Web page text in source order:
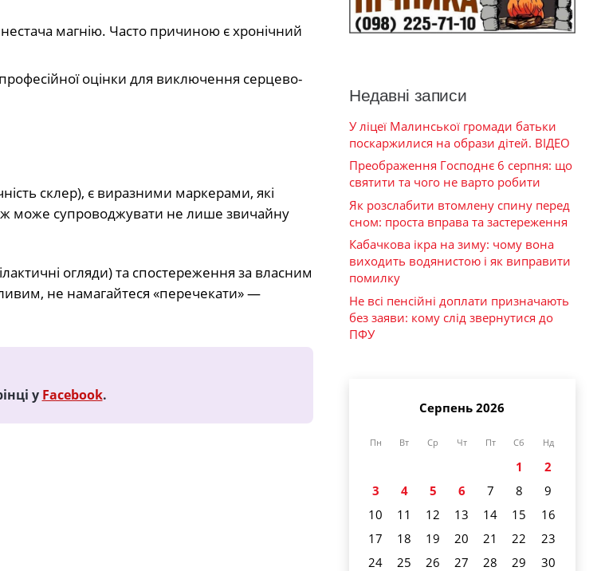
магнію. Часто причиною є хронічний
оцінки для виключення серцево-
склер), є виразними маркерами, які
може супроводжувати не лише звичайну
огляди) та спостереження за власним
не намагайтеся «перечекати» —
у Facebook.
Недавні записи
У ліцеї Малинської громади батьки
поскаржилися на образи дітей. ВІДЕО
Преображення Господнє 6 серпня: що
святити та чого не варто робити
Як розслабити втомлену спину перед
сном: проста вправа та застереження
Кабачкова ікра на зиму: чому вона
виходить водянистою і як виправити
помилку
Не всі пенсійні доплати призначають
без заяви: кому слід звернутися до
ПФУ
Серпень 2026
Пн Вт Ср Чт Пт Сб Нд
1
2
3
4 5 6 7 8
9
10
11 12 13 14 15
16
17
18 19 20 21 22
23
24
25 26 27 28 29
30